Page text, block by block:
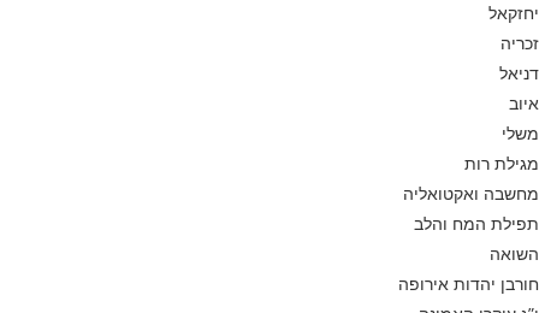
יחזקאל
זכריה
דניאל
איוב
משלי
מגילת רות
מחשבה ואקטואליה
תפילת המח והלב
השואה
חורבן יהדות אירופה